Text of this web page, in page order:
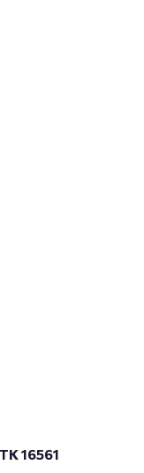
16561